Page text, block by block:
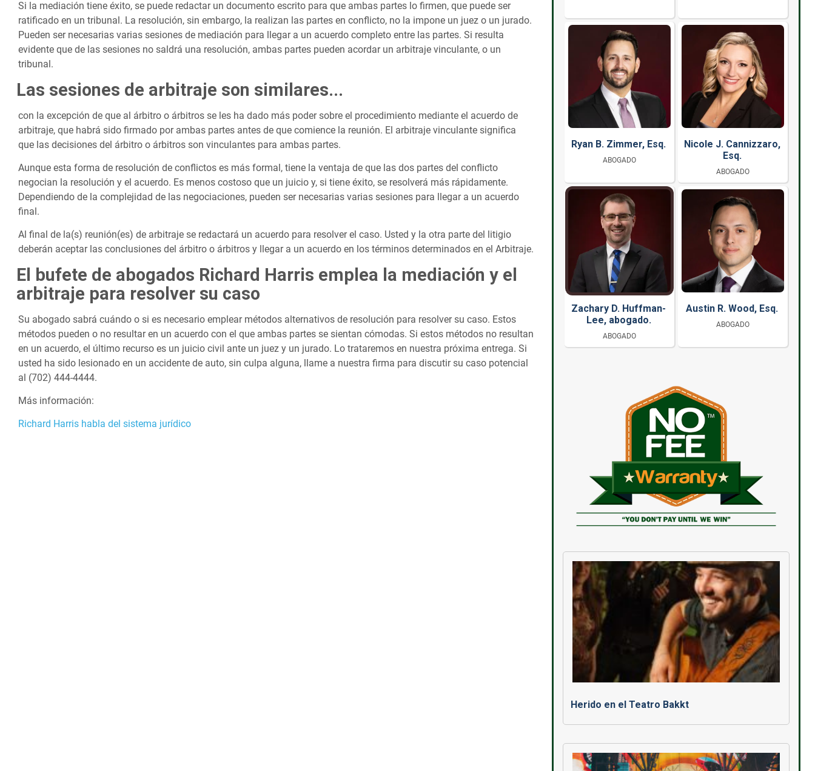
Si la mediación tiene éxito, se puede redactar un documento escrito para que ambas partes lo firmen, que puede ser
ratificado en un tribunal. La resolución, sin embargo, la realizan las partes en conflicto, no la impone un juez o un jurado.
Pueden ser necesarias varias sesiones de mediación para llegar a un acuerdo completo entre las partes. Si resulta
evidente que de las sesiones no saldrá una resolución, ambas partes pueden acordar un arbitraje vinculante, o un
tribunal.
Las sesiones de arbitraje son similares...
con la excepción de que al árbitro o árbitros se les ha dado más poder sobre el procedimiento mediante el acuerdo de
arbitraje, que habrá sido firmado por ambas partes antes de que comience la reunión. El arbitraje vinculante significa
que las decisiones del árbitro o árbitros son vinculantes para ambas partes.
Aunque esta forma de resolución de conflictos es más formal, tiene la ventaja de que las dos partes del conflicto
negocian la resolución y el acuerdo. Es menos costoso que un juicio y, si tiene éxito, se resolverá más rápidamente.
Dependiendo de la complejidad de las negociaciones, pueden ser necesarias varias sesiones para llegar a un acuerdo
final.
Al final de la(s) reunión(es) de arbitraje se redactará un acuerdo para resolver el caso. Usted y la otra parte del litigio
deberán aceptar las conclusiones del árbitro o árbitros y llegar a un acuerdo en los términos determinados en el Arbitraje.
El bufete de abogados Richard Harris emplea la mediación y el
arbitraje para resolver su caso
Su abogado sabrá cuándo o si es necesario emplear métodos alternativos de resolución para resolver su caso. Estos
métodos pueden o no resultar en un acuerdo con el que ambas partes se sientan cómodas. Si estos métodos no resultan
en un acuerdo, el último recurso es un juicio civil ante un juez y un jurado. Lo trataremos en nuestra próxima entrega. Si
usted ha sido lesionado en un accidente de auto, sin culpa alguna, llame a nuestra firma para discutir su caso potencial
al (702) 444-4444.
Más información:
Richard Harris habla del sistema jurídico
Ryan B. Zimmer, Esq.
ABOGADO
Nicole J. Cannizzaro,
Esq.
ABOGADO
Zachary D. Huffman-
Lee, abogado.
ABOGADO
Austin R. Wood, Esq.
ABOGADO
Herido en el Teatro Bakkt